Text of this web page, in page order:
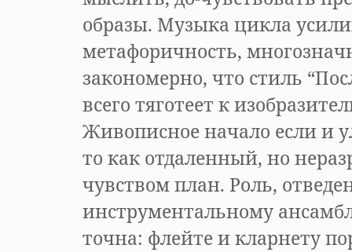
образы. Музыка цикла
метафоричность,
закономерно, что стиль
всего тяготеет к
Живописное начало если и
то как отдаленный, но
чувством план. Роль,
инструментальному
точна: флейте и кларнету